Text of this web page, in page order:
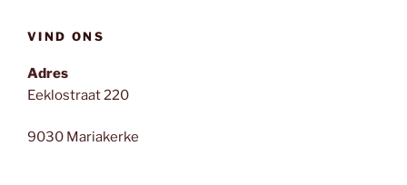
VIND ONS
Adres
Eeklostraat 220
9030 Mariakerke